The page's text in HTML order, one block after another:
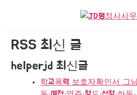
RSS 최신 글
helperjd 최신글
학교폭력 보호자확인서 그